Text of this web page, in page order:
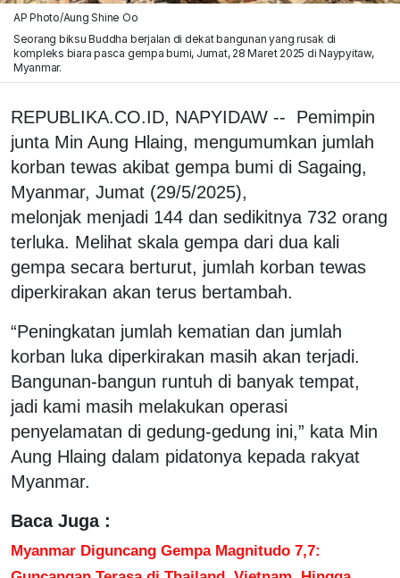
AP Photo/Aung Shine Oo
Seorang biksu Buddha berjalan di dekat bangunan yang rusak di
kompleks biara pasca gempa bumi, Jumat, 28 Maret 2025 di Naypyitaw,
Myanmar.
REPUBLIKA.CO.ID, NAPYIDAW -- Pemimpin
junta Min Aung Hlaing, mengumumkan jumlah
korban tewas akibat gempa bumi di Sagaing,
Myanmar, Jumat (29/5/2025),
melonjak menjadi 144 dan sedikitnya 732 orang
terluka. Melihat skala gempa dari dua kali
gempa secara berturut, jumlah korban tewas
diperkirakan akan terus bertambah.
“Peningkatan jumlah kematian dan jumlah
korban luka diperkirakan masih akan terjadi.
Bangunan-bangun runtuh di banyak tempat,
jadi kami masih melakukan operasi
penyelamatan di gedung-gedung ini,” kata Min
Aung Hlaing dalam pidatonya kepada rakyat
Myanmar.
Baca Juga :
Myanmar Diguncang Gempa Magnitudo 7,7: